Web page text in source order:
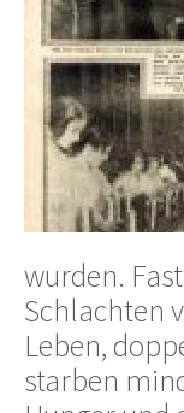
wurden.
Schlachten
Leben,
starben